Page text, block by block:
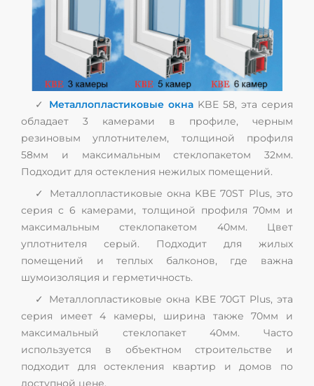
✓ Металлопластиковые окна KBE 58, эта серия
обладает 3 камерами в профиле, черным
резиновым уплотнителем, толщиной профиля
58мм и максимальным стеклопакетом 32мм.
Подходит для остекления нежилых помещений.
✓ Металлопластиковые окна KBE 70ST Plus, это
серия с 6 камерами, толщиной профиля 70мм и
максимальным стеклопакетом 40мм. Цвет
уплотнителя серый. Подходит для жилых
помещений и теплых балконов, где важна
шумоизоляция и герметичность.
✓ Металлопластиковые окна KBE 70GT Plus, эта
серия имеет 4 камеры, ширина также 70мм и
максимальный стеклопакет 40мм. Часто
используется в объектном строительстве и
подходит для остекления квартир и домов по
доступной цене.